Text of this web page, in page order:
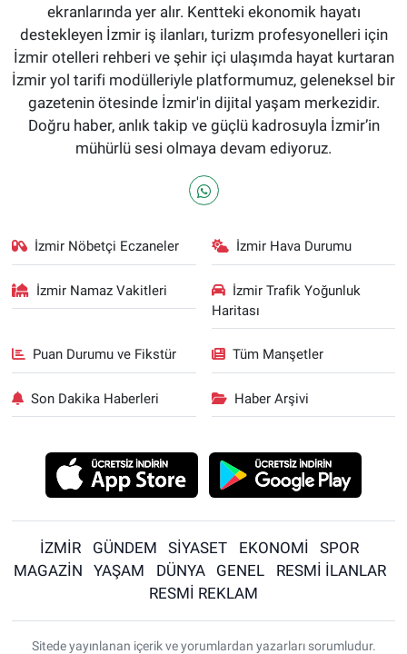
ekranlarında yer alır. Kentteki ekonomik hayatı
destekleyen İzmir iş ilanları, turizm profesyonelleri için
İzmir otelleri rehberi ve şehir içi ulaşımda hayat kurtaran
İzmir yol tarifi modülleriyle platformumuz, geleneksel bir
gazetenin ötesinde İzmir'in dijital yaşam merkezidir.
Doğru haber, anlık takip ve güçlü kadrosuyla İzmir’in
mühürlü sesi olmaya devam ediyoruz.
İzmir Nöbetçi Eczaneler İzmir Hava Durumu
İzmir Namaz Vakitleri
İzmir Trafik Yoğunluk
Haritası
Puan Durumu ve Fikstür Tüm Manşetler
Son Dakika Haberleri Haber Arşivi
İZMİR GÜNDEM SİYASET EKONOMİ
SPOR
MAGAZİN
YAŞAM DÜNYA GENEL
RESMİ İLANLAR
RESMİ REKLAM
Sitede yayınlanan içerik ve yorumlardan yazarları sorumludur.